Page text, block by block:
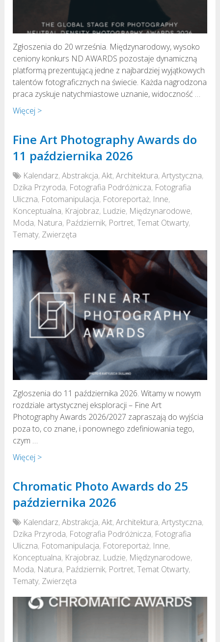
Zgłoszenia do 20 września. Międzynarodowy, wysoko
ceniony konkurs ND AWARDS pozostaje dynamiczną
platformą prezentującą jedne z najbardziej wyjątkowych
talentów fotograficznych na świecie. Każda nagrodzona
praca zyskuje natychmiastowe uznanie, widoczność …
Więcej >
Fine Art Photography Awards do
11 października 2026
Kalendarz,Abstrakcja,Akt,Architektura,Artystyczna,
Dzika Przyroda, Fotografia Podróżnicza, Fotografia
Uliczna, Fotomanipulacja, Fotoreportaż, Inne,
Konceptualna, Krajobraz, Ludzie, Międzynarodowe,
Moda, Natura, Październik, Portret,Temat Otwarty,
Tematy, Zwierzęta
Zgloszenia do 11 października 2026. Witamy w nowym
rozdziale artystycznej eksploracji – Fine Art
Photography Awards 2026/2027 zapraszają do wyjścia
poza to, co znane, i ponownego zdefiniowania tego,
czym …
Więcej >
Chromatic Photo Awards do 25
października 2026
Kalendarz,Abstrakcja,Akt,Architektura,Artystyczna,
Dzika Przyroda, Fotografia Podróżnicza, Fotografia
Uliczna, Fotomanipulacja, Fotoreportaż, Inne,
Konceptualna, Krajobraz, Ludzie, Międzynarodowe,
Moda, Natura, Październik, Portret,Temat Otwarty,
Tematy, Zwierzęta